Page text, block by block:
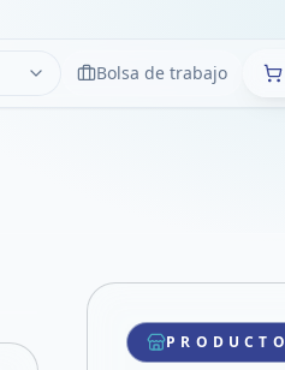
LimpiarBolsa de trabajo
Compartir producto
Compartir por WhatsApp
Compartir por mail
PRODUCTO